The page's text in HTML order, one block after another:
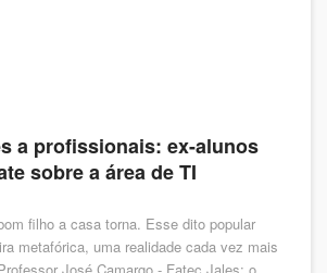
a profissionais: ex-alunos
sobre a área de TI
filho a casa torna. Esse dito popular
metafórica, uma realidade cada vez mais
José Camargo - Fatec Jales: o